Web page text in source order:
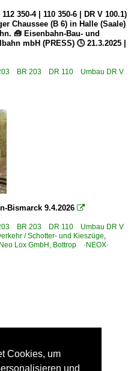
350-4 | 110 350-6 | DR V 100.1)
Chaussee (B 6) in Halle (Saale)
🧰 Eisenbahn-Bau- und
mbH (PRESS) 🕓 21.3.2025 |
203 BR 203 DR 110 Umbau DR V
Bismarck 9.4.2026 
203 BR 203 DR 110 Umbau DR V
/ Schotter- und Kieszüge,
Lox GmbH, Bottrop ·NEOX·
Cookies, um
und